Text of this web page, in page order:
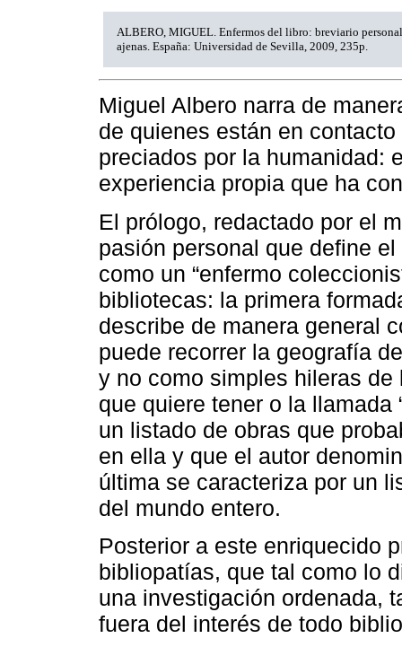
ALBERO, MIGUEL. Enfermos del libro: breviario
ajenas. España: Universidad de Sevilla, 2009, 235p.
Miguel Albero narra de
de quienes están en
preciados por la humanidad:
experiencia propia que ha
El prólogo, redactado por el
pasión personal que define
como un “enfermo
bibliotecas: la primera
describe de manera general
puede recorrer la geografía
y no como simples hileras
que quiere tener o la llamada
un listado de obras que
en ella y que el autor
última se caracteriza por un
del mundo entero.
Posterior a este enriquecido
bibliopatías, que tal como lo
una investigación ordenada,
fuera del interés de todo